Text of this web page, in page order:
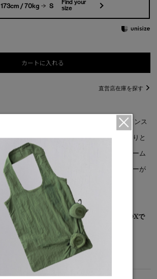
173cm / 70kg S
Find your
size
カートに入れる
直営店在庫を探す
＞は、アーカイブのシェルジャケットからインス
す。技術的な要素を維持しながら、すっきりと
ルと調和するようにデザインしました。シーム
パー、カナダグースを象徴するリフレクターが
グース コレクション対象商品は、専用のBOXで
ガーメントが付属します。